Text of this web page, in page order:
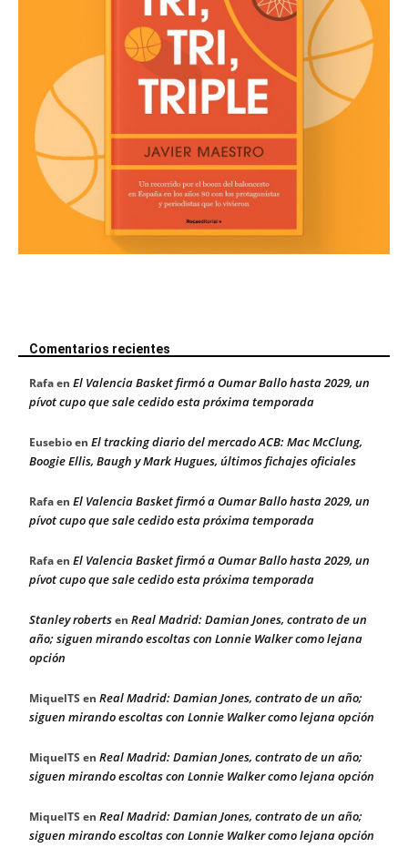
Comentarios recientes
Rafaen El Valencia Basket firmó a Oumar Ballo hasta 2029, un
pívot cupo que sale cedido esta próxima temporada
Eusebioen El tracking diario del mercado ACB: Mac McClung,
Boogie Ellis, Baugh y Mark Hugues, últimos fichajes oficiales
Rafaen El Valencia Basket firmó a Oumar Ballo hasta 2029, un
pívot cupo que sale cedido esta próxima temporada
Rafaen El Valencia Basket firmó a Oumar Ballo hasta 2029, un
pívot cupo que sale cedido esta próxima temporada
Stanley robertsen Real Madrid: Damian Jones, contrato de un
año; siguen mirando escoltas con Lonnie Walker como lejana
opción
MiquelTS en Real Madrid: Damian Jones, contrato de un año;
siguen mirando escoltas con Lonnie Walker como lejana opción
MiquelTS en Real Madrid: Damian Jones, contrato de un año;
siguen mirando escoltas con Lonnie Walker como lejana opción
MiquelTS en Real Madrid: Damian Jones, contrato de un año;
siguen mirando escoltas con Lonnie Walker como lejana opción